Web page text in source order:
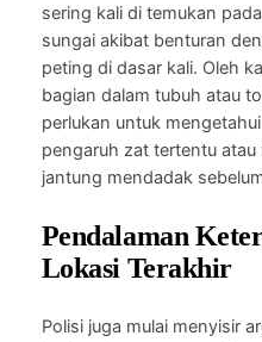
sering kali di temukan
sungai akibat benturan
peting di dasar kali. Oleh
bagian dalam tubuh atau
perlukan untuk
pengaruh zat tertentu
jantung mendadak
Pendalaman
Lokasi Terakhir
Polisi juga mulai menyisir